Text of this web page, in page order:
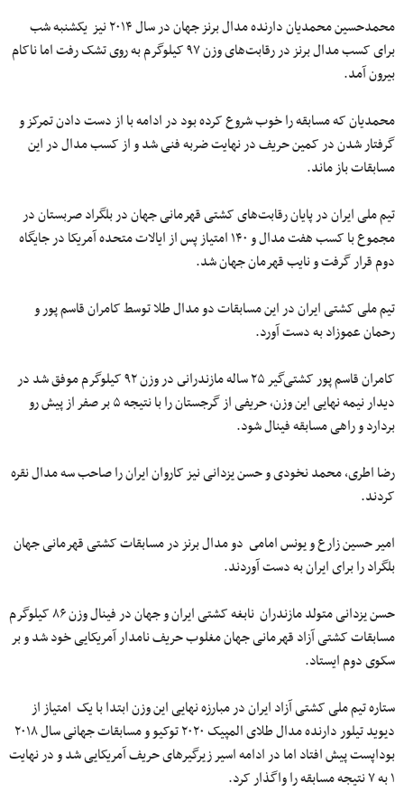
محمدحسین محمدیان دارنده مدال برنز جهان در سال ۲۰۱۴ نیز یکشنبه شب
برای کسب مدال برنز در رقابت‌های وزن ۹۷ کیلوگرم به روی تشک رفت اما ناکام
بیرون آمد.
محمدیان که مسابقه را خوب شروع کرده بود در ادامه با از دست دادن تمرکز و
گرفتار شدن در کمین حریف در نهایت ضربه فنی شد و از کسب مدال در این
مسابقات باز ماند.
تیم ملی ایران در پایان رقابت‌های کشتی قهرمانی جهان در بلگراد صربستان در
مجموع با کسب هفت مدال و ۱۴۰ امتیاز پس از ایالات متحده آمریکا در جایگاه
دوم قرار گرفت و نایب قهرمان جهان شد.
تیم ملی کشتی ایران در این مسابقات دو مدال طلا توسط کامران قاسم پور و
رحمان عموزاد به دست آورد.
کامران قاسم‌ پور کشتی‌گیر ٢۵ ساله مازندرانى در وزن ۹۲ کیلوگرم موفق شد در
دیدار نیمه نهایی این وزن، حریفی از گرجستان را با نتیجه ۵ بر صفر از پیش رو
بردارد و راهی مسابقه فینال شود.
رضا اطری، محمد نخودی و حسن یزدانی نیز کاروان ایران را صاحب سه مدال نقره
کردند.
امیر حسین زارع و یونس امامى دو مدال برنز در مسابقات کشتی قهرمانی جهان
بلگراد را براى ایران به دست آوردند.
حسن یزدانی متولد مازندران نابغه کشتی ایران و جهان در فینال وزن ۸۶ کیلوگرم
مسابقات کشتی آزاد قهرمانی جهان مغلوب حریف نامدار آمریکایی خود شد و بر
سکوی دوم ایستاد.
ستاره تیم ملی کشتی آزاد ایران در مبارزه نهایی این وزن ابتدا با یک امتیاز از
دیوید تیلور دارنده مدال طلای المپیک ۲۰۲۰ توکیو و مسابقات جهانی سال ۲۰۱۸
بوداپست پیش افتاد اما در ادامه اسیر زیرگیر‌های حریف آمریکایی شد و در نهایت
۱ به ۷ نتیجه مسابقه را واگذار کرد.